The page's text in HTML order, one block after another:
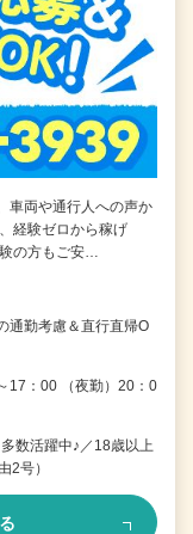
車両や通行人への声か
経験ゼロから稼げ
の方もご安…
勤考慮＆直行直帰O
17：00 （夜勤）20：0
数活躍中♪／18歳以上
2号）